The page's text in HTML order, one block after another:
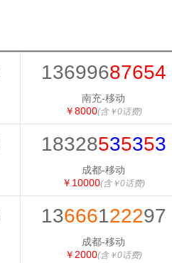
13699687654
南充-移动
￥8000(含￥0话费)
18328535353
成都-移动
￥10000(含￥0话费)
13666122297
成都-移动
￥2000(含￥0话费)